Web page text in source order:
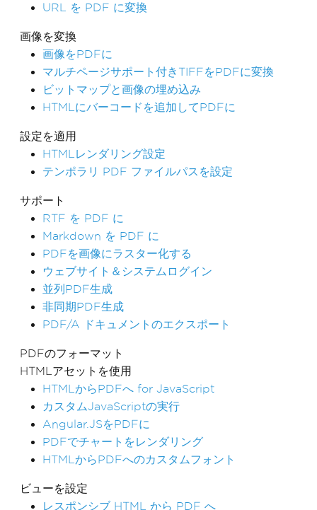
URL を PDF に変換
画像を変換
画像をPDFに
マルチページサポート付きTIFFをPDFに変換
ビットマップと画像の埋め込み
HTMLにバーコードを追加してPDFに
設定を適用
HTMLレンダリング設定
テンポラリ PDF ファイルパスを設定
サポート
RTF を PDF に
Markdown を PDF に
PDFを画像にラスター化する
ウェブサイト＆システムログイン
並列PDF生成
非同期PDF生成
PDF/A ドキュメントのエクスポート
PDFのフォーマット
HTMLアセットを使用
HTMLからPDFへ for JavaScript
カスタムJavaScriptの実行
Angular.JSをPDFに
PDFでチャートをレンダリング
HTMLからPDFへのカスタムフォント
ビューを設定
レスポンシブ HTML から PDF へ